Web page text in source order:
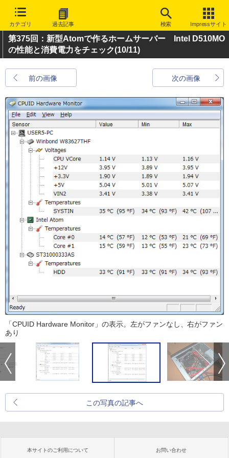
カテゴリ 過去記事 検索 Impressサイト
第375回：新型Atomで作るホームサーバー Intel D510MO
の性能と消費電力をチェック(10/11)
前の画像 次の画像
「CPUID Hardware Monitor」の表示。左がファンなし、右がファン
あり
この写真の記事へ
本サイトのご利用について お問い合わせ